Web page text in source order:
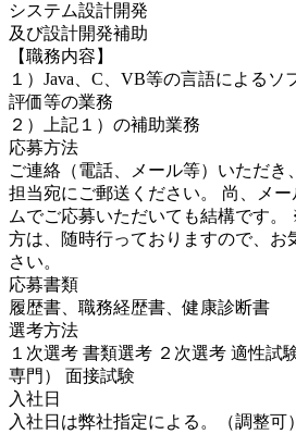
システム設計開発
及び設計開発補助
【職務内容】
１）Java、C、VB等の言語による
評価等の業務
２）上記１）の補助業務
応募方法
ご連絡（電話、メール等）いただき
担当宛にご郵送ください。 尚、メ
ムでご応募いただいても結構です
方は、随時行っておりますので、お
さい。
応募書類
履歴書、職務経歴書、健康診断書
選考方法
１次選考 書類選考 ２次選考 適性試
専門） 面接試験
入社日
入社日は弊社指定による。（調整可）